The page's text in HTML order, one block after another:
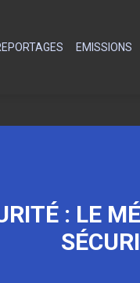
EMISSIONS
: LE